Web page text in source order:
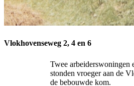
Vlokhovenseweg 2, 4 en 6
Twee arbeiderswoningen
stonden vroeger aan de
de bebouwde kom.